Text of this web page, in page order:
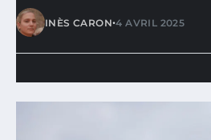
INÈS CARON•4 AVRIL 2025